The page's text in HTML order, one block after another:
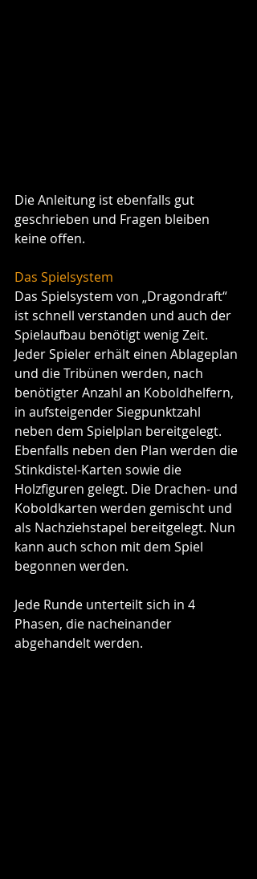
Die Anleitung ist ebenfalls gut
geschrieben und Fragen bleiben
keine offen.
Das Spielsystem
Das Spielsystem von „Dragondraft“
ist schnell verstanden und auch der
Spielaufbau benötigt wenig Zeit.
Jeder Spieler erhält einen Ablageplan
und die Tribünen werden, nach
benötigter Anzahl an Koboldhelfern,
in aufsteigender Siegpunktzahl
neben dem Spielplan bereitgelegt.
Ebenfalls neben den Plan werden die
Stinkdistel-Karten sowie die
Holzfiguren gelegt. Die Drachen- und
Koboldkarten werden gemischt und
als Nachziehstapel bereitgelegt. Nun
kann auch schon mit dem Spiel
begonnen werden.
Jede Runde unterteilt sich in 4
Phasen, die nacheinander
abgehandelt werden.